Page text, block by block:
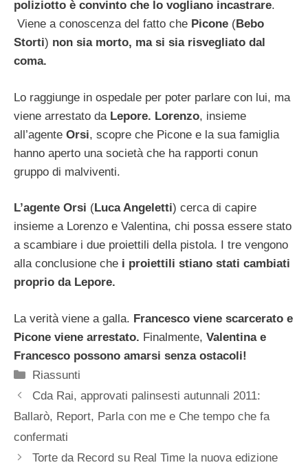
poliziotto è convinto che lo vogliano incastrare.
Viene a conoscenza del fatto che Picone (Bebo
Storti) non sia morto, ma si sia risvegliato dal
coma.
Lo raggiunge in ospedale per poter parlare con lui, ma
viene arrestato da Lepore. Lorenzo, insieme
all’agente Orsi, scopre che Picone e la sua famiglia
hanno aperto una società che ha rapporti conun
gruppo di malviventi.
L’agente Orsi (Luca Angeletti) cerca di capire
insieme a Lorenzo e Valentina, chi possa essere stato
a scambiare i due proiettili della pistola. I tre vengono
alla conclusione che i proiettili stiano stati cambiati
proprio da Lepore.
La verità viene a galla. Francesco viene scarcerato e
Picone viene arrestato. Finalmente, Valentina e
Francesco possono amarsi senza ostacoli!
Categorie
Riassunti
Cda Rai, approvati palinsesti autunnali 2011:
Ballarò, Report, Parla con me e Che tempo che fa
confermati
Torte da Record su Real Time la nuova edizione